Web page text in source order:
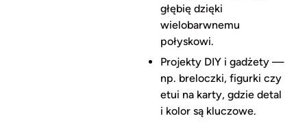
głębię dzięki
wielobarwnemu
połyskowi.
Projekty DIY i gadżety —
np. breloczki, figurki czy
etui na karty, gdzie detal
i kolor są kluczowe.